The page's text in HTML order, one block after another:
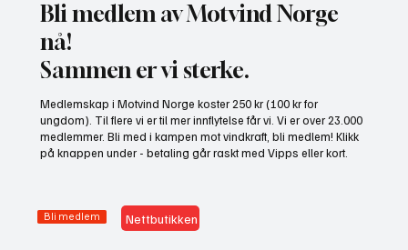
oss på stand i Elverum
Bli medlem av Motvind Norge
nå!
Sammen er vi sterke.
Medlemskap i Motvind Norge koster 250 kr (100 kr for
ungdom). Til flere vi er til mer innflytelse får vi. Vi er over 23.000
medlemmer. Bli med i kampen mot vindkraft, bli medlem! Klikk
på knappen under - betaling går raskt med Vipps eller kort.
Bli medlem Nettbutikken